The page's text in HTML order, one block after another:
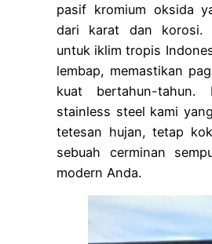
pasif kromium oksida
dari karat dan korosi.
untuk iklim tropis
lembap, memastikan
kuat bertahun-tahun.
stainless steel kami
tetesan hujan, tetap
sebuah cerminan
modern Anda.